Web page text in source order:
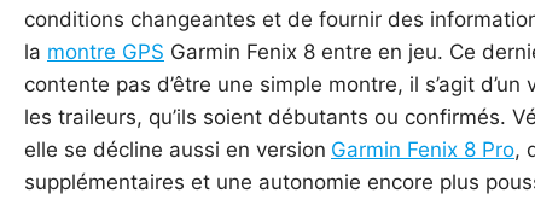
conditions changeantes et de fournir des
la montre GPS Garmin Fenix 8 entre en jeu. Ce
contente pas d’être une simple montre, il s’agit
les traileurs, qu’ils soient débutants ou confirmés.
elle se décline aussi en version Garmin Fenix 8 Pro,
supplémentaires et une autonomie encore plus